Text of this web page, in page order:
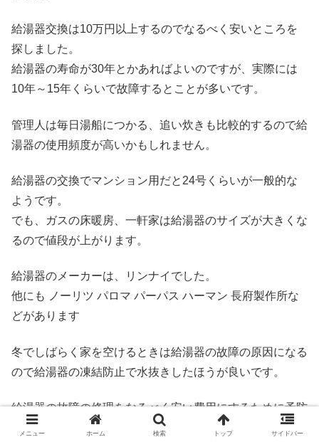
給湯器交換は10万円以上するのでなるべく安いところを
探しました。
給湯器の寿命が30年とかあればよいのですが、実際には
10年～15年くらいで故障するとことが多いです。
管理人は毎日湯船につかる、追い炊きも比較的するので給
湯器の使用頻度が高いかもしれません。
給湯器の交換でマンション用だと24号くらいが一般的な
ようです。
でも、ガスの床暖房、一軒家は給湯器のサイズが大きくな
るので値段が上がります。
給湯器のメーカーは、リンナイでした。
他にも ノーリツ パロマ パーパス ハーマン 長府製作所な
どがあります
冬でしばらく家を空けるときは給湯器の故障の原因になる
ので給湯器の凍結防止で水抜きしたほうが良いです。
給湯器の故障の修理をなるべく安い費用にするために予防
措置がとても大事です。
メニュー ホーム 検索 トップ サイドバー